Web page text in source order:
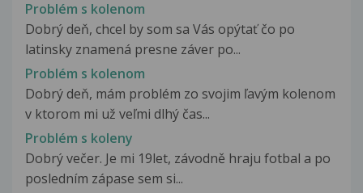
Problém s kolenom
Dobrý deň, chcel by som sa Vás opýtať čo po
latinsky znamená presne záver po...
Problém s kolenom
Dobrý deň, mám problém zo svojim ľavým kolenom
v ktorom mi už veľmi dlhý čas...
Problém s koleny
Dobrý večer. Je mi 19let, závodně hraju fotbal a po
posledním zápase sem si...